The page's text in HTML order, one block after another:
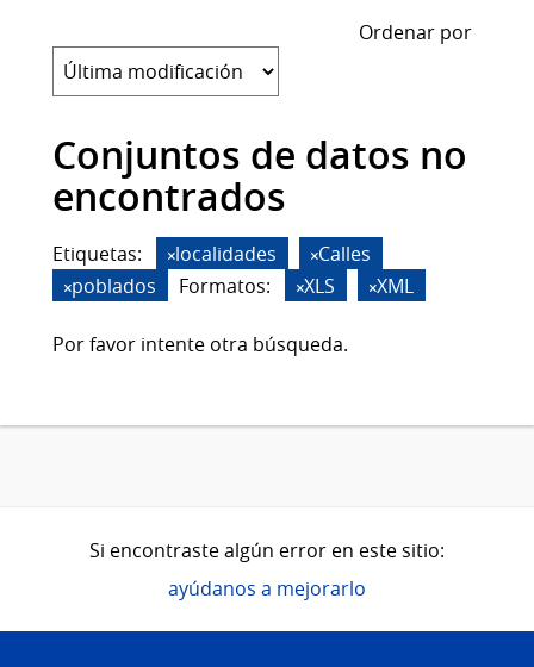
Ordenar por
Conjuntos de datos no
encontrados
Etiquetas: localidades
Calles
poblados
Formatos: XLS XML
Por favor intente otra búsqueda.
Si encontraste algún error en este sitio:
ayúdanos a mejorarlo